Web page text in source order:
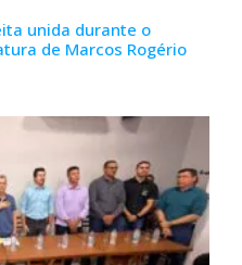
unida durante o
de Marcos Rogério